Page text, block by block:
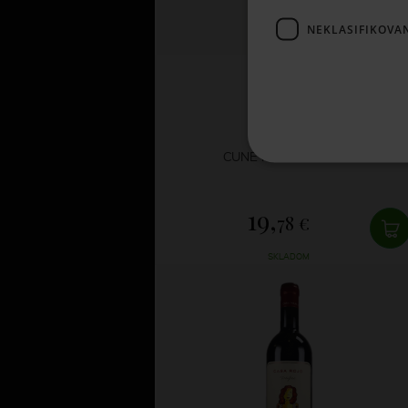
CUNE RESERVA 2020
19,78 €
SKLADOM